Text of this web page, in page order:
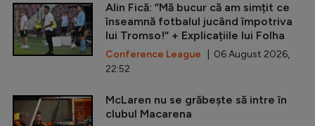
Alin Fică: ”Mă bucur că am simțit ce
înseamnă fotbalul jucând împotriva
lui Tromso!” + Explicațiile lui Folha
Conference League | 06 August 2026,
22:52
McLaren nu se grăbește să intre în
clubul Macarena